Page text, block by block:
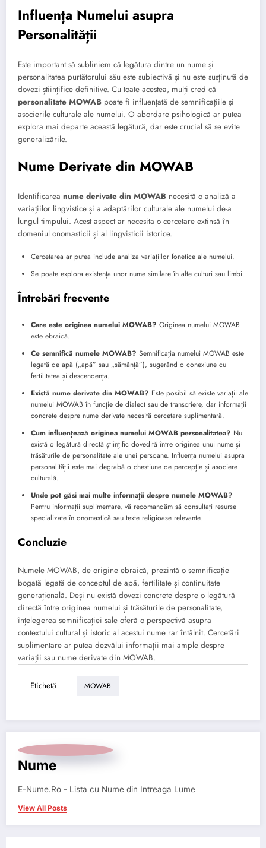
Influența Numelui asupra
Personalității
Este important să subliniem că legătura dintre un nume și
personalitatea purtătorului său este subiectivă și nu este susținută de
dovezi științifice definitive. Cu toate acestea, mulți cred că
personalitate MOWAB poate fi influențată de semnificațiile și
asocierile culturale ale numelui. O abordare psihologică ar putea
explora mai departe această legătură, dar este crucial să se evite
generalizările.
Nume Derivate din MOWAB
Identificarea nume derivate din MOWAB necesită o analiză a
variațiilor lingvistice și a adaptărilor culturale ale numelui de-a
lungul timpului. Acest aspect ar necesita o cercetare extinsă în
domeniul onomasticii și al lingvisticii istorice.
Cercetarea ar putea include analiza variațiilor fonetice ale numelui.
Se poate explora existența unor nume similare în alte culturi sau limbi.
Întrebări frecvente
Care este originea numelui MOWAB? Originea numelui MOWAB
este ebraică.
Ce semnifică numele MOWAB? Semnificația numelui MOWAB este
legată de apă („apă” sau „sămânță”), sugerând o conexiune cu
fertilitatea și descendența.
Există nume derivate din MOWAB? Este posibil să existe variații ale
numelui MOWAB în funcție de dialect sau de transcriere, dar informații
concrete despre nume derivate necesită cercetare suplimentară.
Cum influențează originea numelui MOWAB personalitatea? Nu
există o legătură directă științific dovedită între originea unui nume și
trăsăturile de personalitate ale unei persoane. Influența numelui asupra
personalității este mai degrabă o chestiune de percepție și asociere
culturală.
Unde pot găsi mai multe informații despre numele MOWAB?
Pentru informații suplimentare, vă recomandăm să consultați resurse
specializate în onomastică sau texte religioase relevante.
Concluzie
Numele MOWAB, de origine ebraică, prezintă o semnificație
bogată legată de conceptul de apă, fertilitate și continuitate
generațională. Deși nu există dovezi concrete despre o legătură
directă între originea numelui și trăsăturile de personalitate,
înțelegerea semnificației sale oferă o perspectivă asupra
contextului cultural și istoric al acestui nume rar întâlnit. Cercetări
suplimentare ar putea dezvălui informații mai ample despre
variații sau nume derivate din MOWAB.
Etichetă MOWAB
Nume
E-Nume.Ro - Lista cu Nume din Intreaga Lume
View All Posts